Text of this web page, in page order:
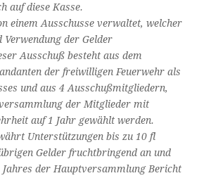
auf diese Kasse.
einem Ausschusse verwaltet, welcher
Verwendung der Gelder
Ausschuß besteht aus dem
der freiwilligen Feuerwehr als
und aus 4 Ausschußmitgliedern,
der Mitglieder mit
auf 1 Jahr gewählt werden.
Unterstützungen bis zu 10 fl
Gelder fruchtbringend an und
Jahres der Hauptversammlung Bericht